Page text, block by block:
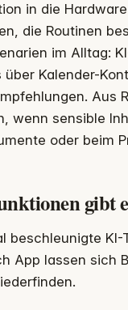
in die
die Routinen
im Alltag:
über Kalender-
Aus
wenn sensible
oder beim
gibt
beschleunigte
App lassen sich